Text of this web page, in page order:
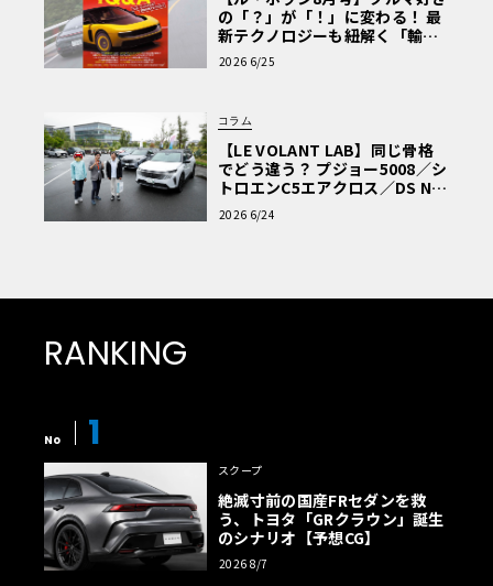
の「？」が「！」に変わる！ 最
新テクノロジーも紐解く「輸入
車Q&A」
2026 6/25
コラム
【LE VOLANT LAB】同じ骨格
でどう違う？ プジョー5008／シ
トロエンC5エアクロス／DS Nº4
読者一気乗りレポート
2026 6/24
RANKING
No 1
スクープ
絶滅寸前の国産FRセダンを救
う、トヨタ「GRクラウン」誕生
のシナリオ【予想CG】
2026 8/7